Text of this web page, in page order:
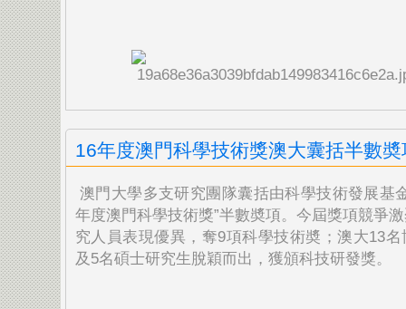
16年度澳門科學技術獎澳大囊括半數奬
澳門大學多支研究團隊囊括由科學技術發展基
年度澳門科學技術獎”半數奬項。今屆獎項競爭
究人員表現優異，奪9項科學技術奬；澳大13
及5名碩士研究生脫穎而出，獲頒科技研發獎。